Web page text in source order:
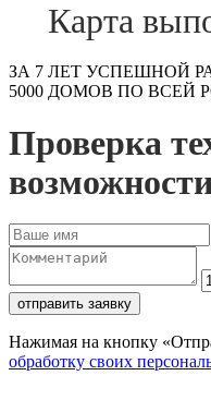
Карта
ЗА 7 ЛЕТ УСПЕШНОЙ
5000 ДОМОВ ПО ВСЕЙ
Проверка
отправить заявку
Нажимая на кнопку
обработку своих